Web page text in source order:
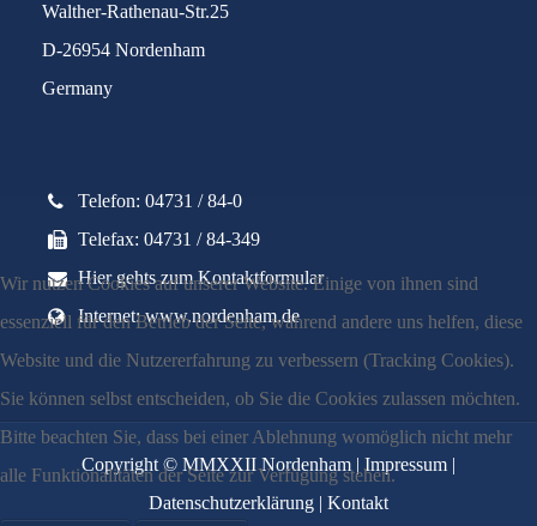
Walther-Rathenau-Str.25
D-26954 Nordenham
Germany
Telefon: 04731 / 84-0
Telefax: 04731 / 84-349
Hier gehts zum Kontaktformular
Internet: www.nordenham.de
Copyright © MMXXII Nordenham |Impressum |
Datenschutzerklärung | Kontakt
Wir nutzen Cookies auf unserer Website. Einige von ihnen sind
essenziell für den Betrieb der Seite, während andere uns helfen, diese
Website und die Nutzererfahrung zu verbessern (Tracking Cookies).
Sie können selbst entscheiden, ob Sie die Cookies zulassen möchten.
Bitte beachten Sie, dass bei einer Ablehnung womöglich nicht mehr
alle Funktionalitäten der Seite zur Verfügung stehen.